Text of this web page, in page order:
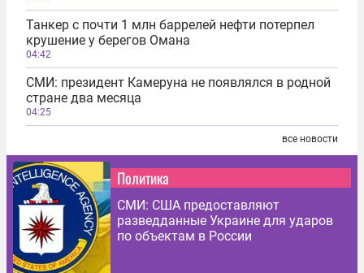
Танкер с почти 1 млн баррелей нефти потерпел
крушение у берегов Омана
04:42
СМИ: президент Камеруна не появлялся в родной
стране два месяца
04:25
все новости
Политика
СМИ: США предоставляют
разведданные Украине для ударов
по объектам в России